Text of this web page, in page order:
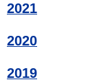
2021
2020
2019